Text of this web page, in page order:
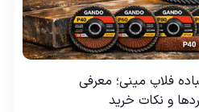
فلاپ مینی؛ معرفی
و نکات خرید